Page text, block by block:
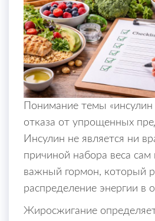
Понимание темы
отказа от упрощенных
Инсулин не является ни
причиной набора веса сам
важный гормон, который
распределение энергии в
Жиросжигание